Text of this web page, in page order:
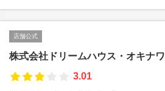
店舗公式
株式会社ドリームハウス・オキナワ
3.01